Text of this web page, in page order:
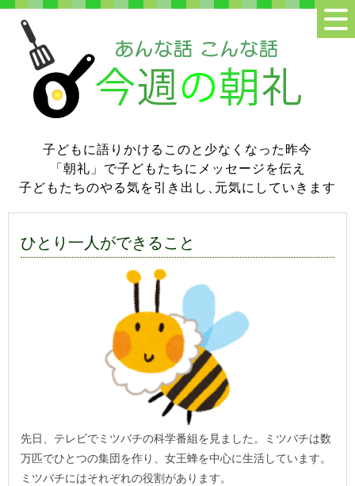
子どもに語りかけるこのと少なくなった昨今
「朝礼」で子どもたちにメッセージを伝え
子どもたちのやる気を引き出し
元気にしていきます
ひとり一人ができること
先日、テレビでミツバチの科学番組を見ました。ミツバチは数
万匹でひとつの集団を作り、女王蜂を中心に生活しています。
ミツバチにはそれぞれの役割があります。